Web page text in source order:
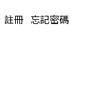
註冊 忘記密碼